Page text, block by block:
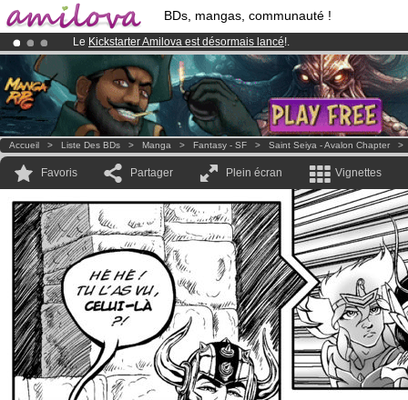
BDs, mangas, communauté !
Le Kickstarter Amilova est désormais lancé!.
Déjà 100000membreset 1000BDs & Mangas!
Abonnement premium: à partir de
3.95 eurospar mois !Clique ici
Accueil > Liste Des BDs > Manga > Fantasy - SF > Saint Seiya - Avalon Chapter
Favoris Partager Plein écran Vignettes